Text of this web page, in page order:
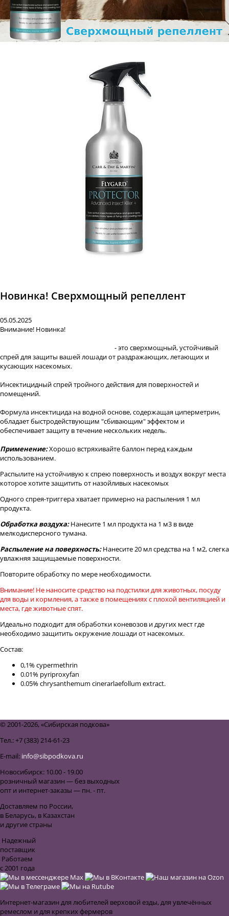
Новинка! Сверхмощный репеллент
05.05.2025
Внимание! Новинка!
- это сверхмощный, устойчивый
спрей для защиты вашей лошади от раздражающих, летающих и
кусающих насекомых.
Инсектицидный спрей тройного действия для поверхностей и
помещений.
Формула инсектицида на водной основе, содержащая циперметрин,
обладает быстродействующим "сбивающим" эффектом и
обеспечивает защиту в течение нескольких недель.
Применение:Хорошо встряхивайте баллон перед каждым
использованием.
Распылите на устойчивую к спрею поверхность и воздух вокруг места
которое хотите защитить от назойливых насекомых
Одного спрея-триггера хватает примерно на распыления 1 мл
продукта.
Обработка воздуха:Нанесите 1 мл продукта на 1 м3 в виде
мелкодисперсного тумана.
Распыление на поверхность:Нанесите 20 мл средства на 1 м2, слегка
увлажняя защищаемые поверхности.
Повторите обработку по мере необходимости.
Внимание! Не наносите средство на подстилки для животных, посуду
для воды и кормления, а также в помещениях с плохой вентиляцией и
места, где животные спят.
Идеально подходит для обработки коневозов и других мест где
необходимо защитить окружение лошади от насекомых.
Состав:
0,1% cypermethrin
0.01% pyriproxyfan
0.05% chrysanthemum cinerarlaefollum extract.
© 2001-2026, «Сибирская подкова»
Тел.: +7 (383) 214-61-23
E-mail: info@sibpodkova.ru
Новосибирск: 10.00 - 19.00
розничный магазин — без выходных
опт и интернет-заказы — пн. - пт.
Доставляем по России,
в Беларусь, в Казахстан
и другие страны
Надежный
поставщик
Работаем
с 2001 года
Интернет-магазин для любителей верховой езды, для увлечённых
ремеслом и для крепких фермеров